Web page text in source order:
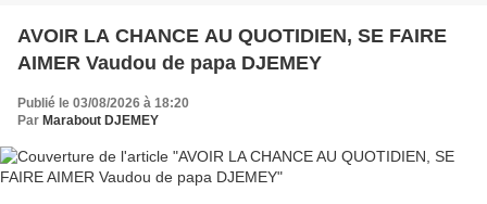
AVOIR LA CHANCE AU QUOTIDIEN, SE FAIRE
AIMER Vaudou de papa DJEMEY
Publié le 03/08/2026 à 18:20
Par Marabout DJEMEY